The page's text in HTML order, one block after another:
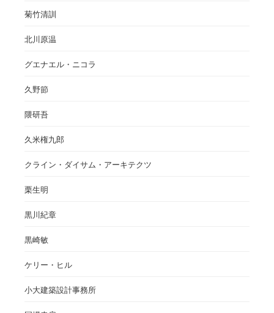
菊竹清訓
北川原温
グエナエル・ニコラ
久野節
隈研吾
久米権九郎
クライン・ダイサム・アーキテクツ
栗生明
黒川紀章
黒崎敏
ケリー・ヒル
小大建築設計事務所